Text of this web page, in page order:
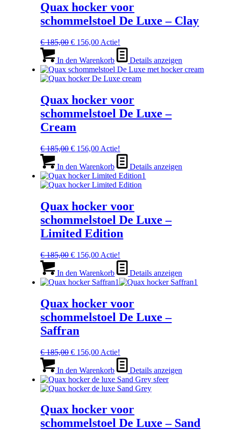
Quax hocker voor
schommelstoel De Luxe – Clay
€185,00 Ursprünglicher
war:
€ 185,00
€ 156,00Aktueller
ist:
€ 156,00.
Actie!
In den Warenkorb Details anzeigen
Quax hocker voor
schommelstoel De Luxe –
Cream
€185,00 Ursprünglicher
war:
€ 185,00
€ 156,00Aktueller
ist:
€ 156,00.
Actie!
In den Warenkorb Details anzeigen
Quax hocker voor
schommelstoel De Luxe –
Limited Edition
€185,00 Ursprünglicher
war:
€ 185,00
€ 156,00Aktueller
ist:
€ 156,00.
Actie!
In den Warenkorb Details anzeigen
Quax hocker voor
schommelstoel De Luxe –
Saffran
€185,00 Ursprünglicher
war:
€ 185,00
€ 156,00Aktueller
ist:
€ 156,00.
Actie!
In den Warenkorb Details anzeigen
Quax hocker voor
schommelstoel De Luxe – Sand